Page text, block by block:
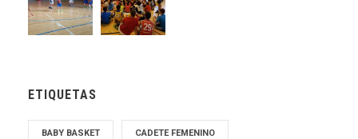
ETIQUETAS
BABY BASKET CADETE FEMENINO